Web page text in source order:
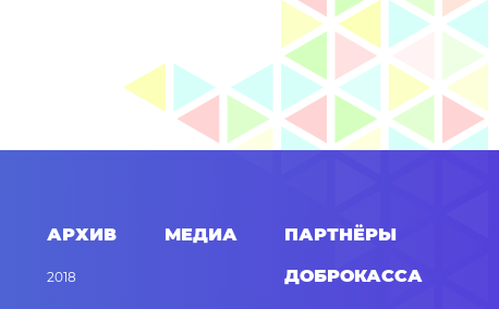
АРХИВ
2018
МЕДИА
ПАРТНЁРЫ
ДОБРОКАССА